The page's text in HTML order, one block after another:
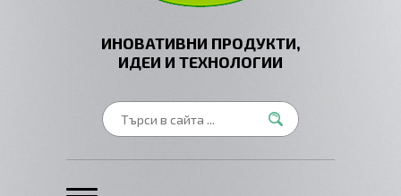
ИНОВАТИВНИ ПРОДУКТИ,
ИДЕИ И ТЕХНОЛОГИИ